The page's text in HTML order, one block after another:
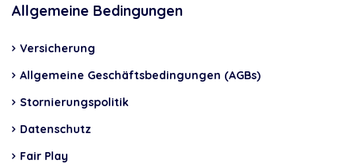
Allgemeine Bedingungen
Versicherung
Allgemeine Geschäftsbedingungen (AGBs)
Stornierungspolitik
Datenschutz
Fair Play